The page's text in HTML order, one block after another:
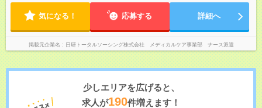
気になる！ 応募する 詳細へ
掲載元企業名 日研トータルソーシング株式会社 メディカルケア事業部 ナース派遣
少しエリアを広げると、
求人が190件増えます！